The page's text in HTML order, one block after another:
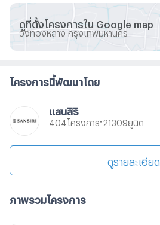
ดูที่ตั้งโครงการใน Google map
วังทองหลาง กรุงเทพมหานคร
โครงการนี้พัฒนาโดย
แสนสิริ
404 โครงการ 21309ยูนิต
ดูรายละเอียด
ภาพรวมโครงการ